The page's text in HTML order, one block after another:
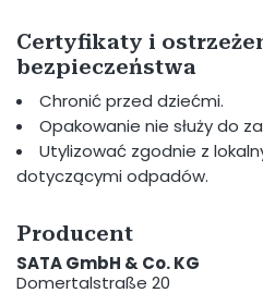
Certyfikaty i
bezpieczeństwa
Chronić przed dziećmi.
Opakowanie nie służy do
Utylizować zgodnie z
dotyczącymi odpadów.
Producent
SATA GmbH & Co. KG
Domertalstraße 20